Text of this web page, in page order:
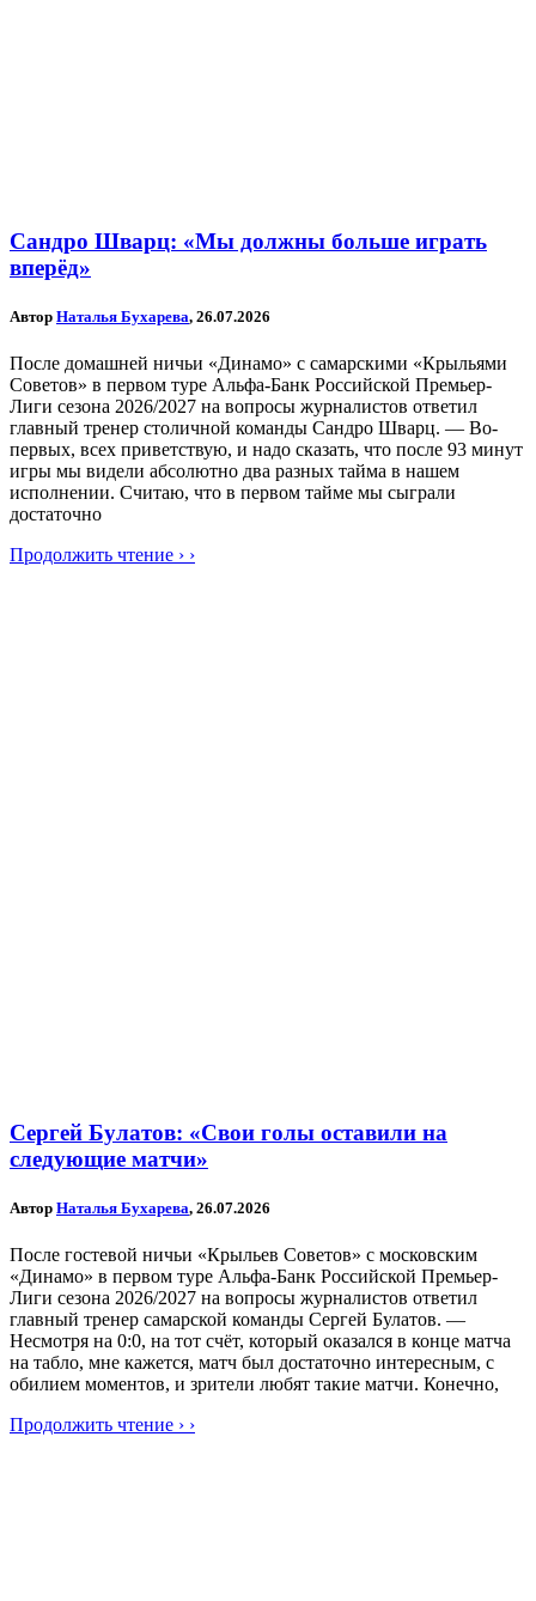
Сандро Шварц: «Мы должны больше играть
вперёд»
Автор Наталья Бухарева, 26.07.2026
После домашней ничьи «Динамо» с самарскими «Крыльями
Советов» в первом туре Альфа-Банк Российской Премьер-
Лиги сезона 2026/2027 на вопросы журналистов ответил
главный тренер столичной команды Сандро Шварц. — Во-
первых, всех приветствую, и надо сказать, что после 93 минут
игры мы видели абсолютно два разных тайма в нашем
исполнении. Считаю, что в первом тайме мы сыграли
достаточно
Продолжить чтение › ›
Сергей Булатов: «Свои голы оставили на
следующие матчи»
Автор Наталья Бухарева, 26.07.2026
После гостевой ничьи «Крыльев Советов» с московским
«Динамо» в первом туре Альфа-Банк Российской Премьер-
Лиги сезона 2026/2027 на вопросы журналистов ответил
главный тренер самарской команды Сергей Булатов. —
Несмотря на 0:0, на тот счёт, который оказался в конце матча
на табло, мне кажется, матч был достаточно интересным, с
обилием моментов, и зрители любят такие матчи. Конечно,
Продолжить чтение › ›